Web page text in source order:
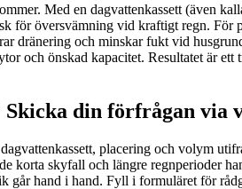
Med en dagvattenkassett (även
för översvämning vid kraftigt regn.
dränering och minskar fukt vid
och önskad kapacitet. Resultatet är
Skicka din förfrågan
placering och volym
korta skyfall och längre regnperioder
går hand i hand. Fyll i formuläret för